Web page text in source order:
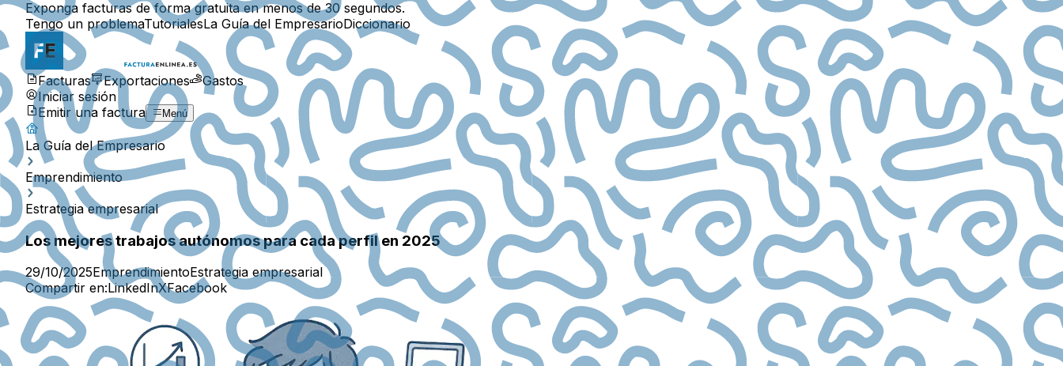
Exponga facturas de forma gratuita en menos de 30 segundos.
Tengo un problemaTutorialesLa Guía del EmpresarioDiccionario
Facturas Exportaciones
Gastos
Iniciar sesión
Emitir una factura
Menú
La Guía del Empresario
Emprendimiento
Estrategia empresarial
Los mejores trabajos autónomos para cada perfil en 2025
29/10/2025EmprendimientoEstrategia empresarial
Compartir en:LinkedInXFacebook